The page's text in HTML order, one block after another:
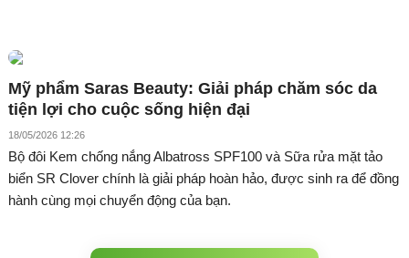
Mỹ phẩm Saras Beauty: Giải pháp chăm sóc da
tiện lợi cho cuộc sống hiện đại
18/05/2026 12:26
Bộ đôi Kem chống nắng Albatross SPF100 và Sữa rửa mặt tảo
biển SR Clover chính là giải pháp hoàn hảo, được sinh ra để đồng
hành cùng mọi chuyển động của bạn.